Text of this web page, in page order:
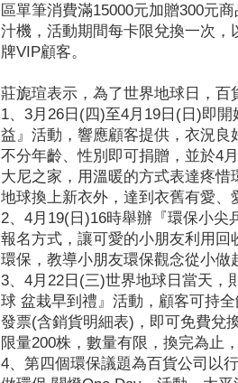
區單筆消費滿15000元加贈300元
汁機，活動期間每卡限兌換一次
牌VIP顧客。
莊旎瑄表示，為了世界地球日，
1、3月26日(四)至4月19日(日)即
益』活動，響應顧客提供，衣況
不分年齡、性別即可捐贈，並於4
大尼之家，用溫暖的方式表達疼
地球換上新衣外，達到衣舊有愛
2、4月19(日)16時舉辦『環保小
報名方式，讓可愛的小朋友利用
環保，教導小朋友環保觀念從小做
3、4月22日(三)世界地球日當天，
球 盆栽早到禮』活動，顧客可持
發票(含銷貨明細表)，即可免費兌
限量200株，數量有限，換完為止
4、第四個環保議題為百貨公司以